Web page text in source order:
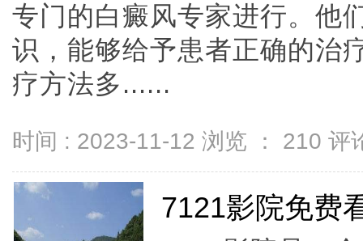
专门的白癜风专家进行。他
识，能够给予患者正确的治
疗方法多......
时间 : 2023-11-12 浏览 ： 210 评
7121影院免费